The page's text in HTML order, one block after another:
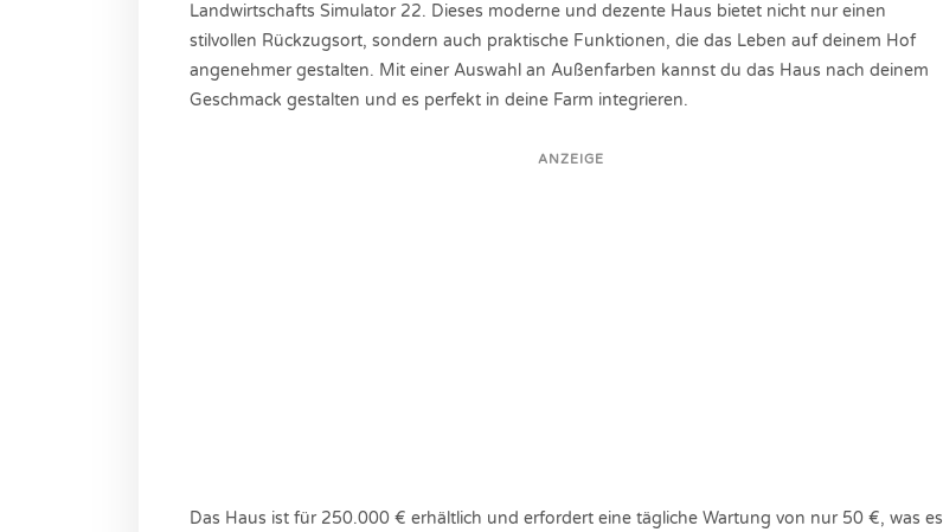
Landwirtschafts Simulator 22. Dieses moderne und dezente Haus bietet nicht nur einen
stilvollen Rückzugsort, sondern auch praktische Funktionen, die das Leben auf deinem Hof
angenehmer gestalten. Mit einer Auswahl an Außenfarben kannst du das Haus nach deinem
Geschmack gestalten und es perfekt in deine Farm integrieren.
ANZEIGE
Das Haus ist für 250.000 € erhältlich und erfordert eine tägliche Wartung von nur 50 €, was es